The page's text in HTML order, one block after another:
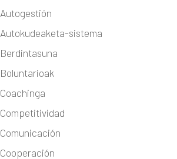
Autogestión
Autokudeaketa-sistema
Berdintasuna
Boluntarioak
Coachinga
Competitividad
Comunicación
Cooperación